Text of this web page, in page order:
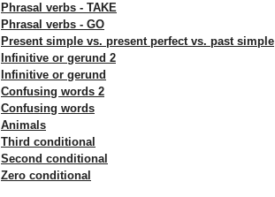
Phrasal verbs - TAKE
Phrasal verbs - GO
Present simple vs. present perfect vs. past simple
Infinitive or gerund 2
Infinitive or gerund
Confusing words 2
Confusing words
Animals
Third conditional
Second conditional
Zero conditional